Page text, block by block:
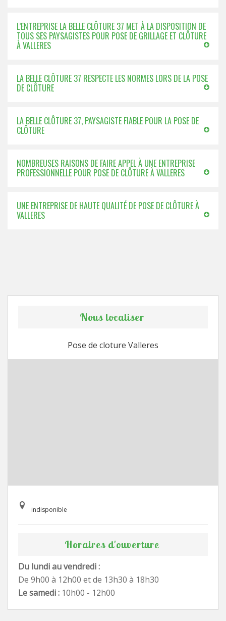
L’ENTREPRISE LA BELLE CLÔTURE 37 MET À LA DISPOSITION DE
TOUS SES PAYSAGISTES POUR POSE DE GRILLAGE ET CLÔTURE
À VALLERES
LA BELLE CLÔTURE 37 RESPECTE LES NORMES LORS DE LA POSE
DE CLÔTURE
LA BELLE CLÔTURE 37, PAYSAGISTE FIABLE POUR LA POSE DE
CLÔTURE
NOMBREUSES RAISONS DE FAIRE APPEL À UNE ENTREPRISE
PROFESSIONNELLE POUR POSE DE CLÔTURE À VALLERES
UNE ENTREPRISE DE HAUTE QUALITÉ DE POSE DE CLÔTURE À
VALLERES
Nous localiser
Pose de cloture Valleres
indisponible
Horaires d'ouverture
Du lundi au vendredi :
De 9h00 à 12h00 et de 13h30 à 18h30
Le samedi : 10h00 - 12h00